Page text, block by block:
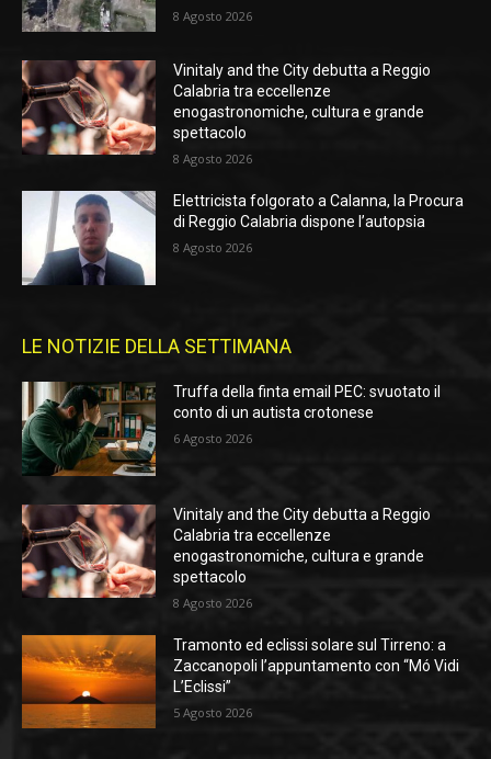
8 Agosto 2026
Vinitaly and the City debutta a Reggio
Calabria tra eccellenze
enogastronomiche, cultura e grande
spettacolo
8 Agosto 2026
Elettricista folgorato a Calanna, la Procura
di Reggio Calabria dispone l’autopsia
8 Agosto 2026
LE NOTIZIE DELLA SETTIMANA
Truffa della finta email PEC: svuotato il
conto di un autista crotonese
6 Agosto 2026
Vinitaly and the City debutta a Reggio
Calabria tra eccellenze
enogastronomiche, cultura e grande
spettacolo
8 Agosto 2026
Tramonto ed eclissi solare sul Tirreno: a
Zaccanopoli l’appuntamento con “Mó Vidi
L’Eclissi”
5 Agosto 2026